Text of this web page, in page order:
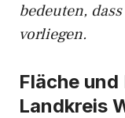
bedeuten,
vorliegen.
Fläche
Landkreis